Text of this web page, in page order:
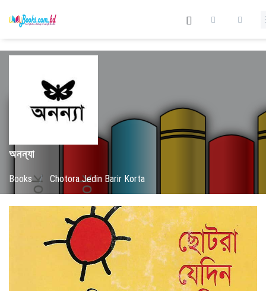
অনন্যা
Books / Chotora Jedin Barir Korta